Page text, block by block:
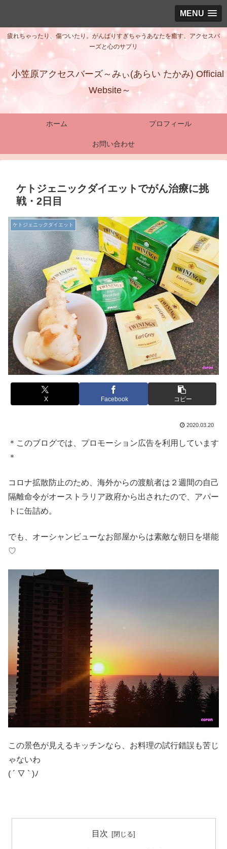
MENU
疲れちゃったり、傷ついたり。がんばりすぎちゃうあなたを癒す、アクセスバ
ーズと心のサプリ
小笠原アクセスバーズ～みぃ(あらい たかみ) Official
Website～
ホーム プロフィール
お問い合わせ
ケトジェニックダイエットでがん治療に挑
戦・2日目
ケトジェニックダイエット
X Facebook コピー
2020.03.20
＊このブログでは、プロモーション広告を利用しています
＊
コロナ拡散防止のため、海外からの渡航者は２週間の自己
隔離命令がオーストラリア政府から出されたので、アパー
トに缶詰め。
でも、オーシャンビューなお部屋からは素敵な朝日を堪能
♡
この景色が見えるキッチンなら、お料理の試行錯誤も苦じ
ゃないわ
( ´ ▽ ` )ﾉ
目次